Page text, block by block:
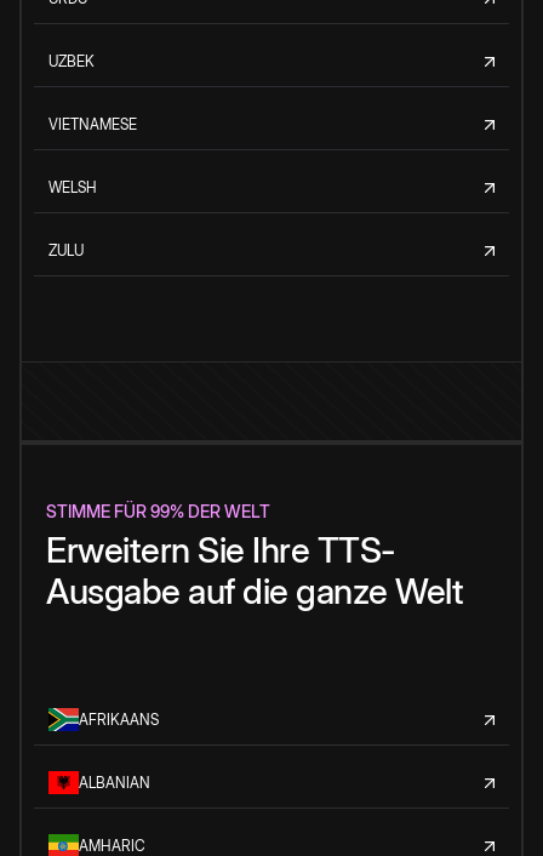
UZBEK
VIETNAMESE
WELSH
ZULU
STIMME FÜR 99% DER WELT
Erweitern Sie Ihre TTS-
Ausgabe auf die ganze Welt
AFRIKAANS
ALBANIAN
AMHARIC